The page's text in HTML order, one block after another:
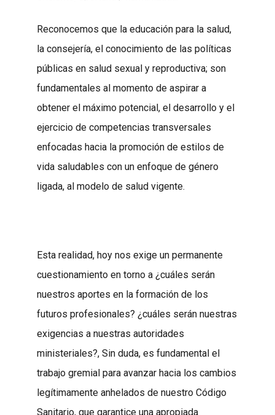
Reconocemos que la educación para la salud,
la consejería, el conocimiento de las políticas
públicas en salud sexual y reproductiva; son
fundamentales al momento de aspirar a
obtener el máximo potencial, el desarrollo y el
ejercicio de competencias transversales
enfocadas hacia la promoción de estilos de
vida saludables con un enfoque de género
ligada, al modelo de salud vigente.
Esta realidad, hoy nos exige un permanente
cuestionamiento en torno a ¿cuáles serán
nuestros aportes en la formación de los
futuros profesionales? ¿cuáles serán nuestras
exigencias a nuestras autoridades
ministeriales?, Sin duda, es fundamental el
trabajo gremial para avanzar hacia los cambios
legítimamente anhelados de nuestro Código
Sanitario, que garantice una apropiada